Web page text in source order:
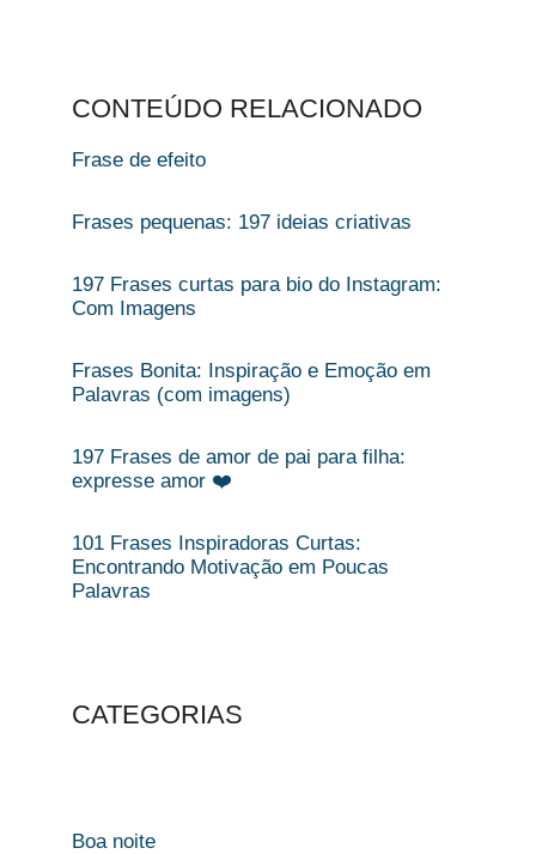
CONTEÚDO RELACIONADO
Frase de efeito​
Frases pequenas: 197 ideias criativas
197 Frases curtas para bio do Instagram:
Com Imagens
Frases Bonita: Inspiração e Emoção em
Palavras (com imagens)
197 Frases de amor de pai para filha:
expresse amor ❤️
101 Frases Inspiradoras Curtas:
Encontrando Motivação em Poucas
Palavras
CATEGORIAS
Boa noite